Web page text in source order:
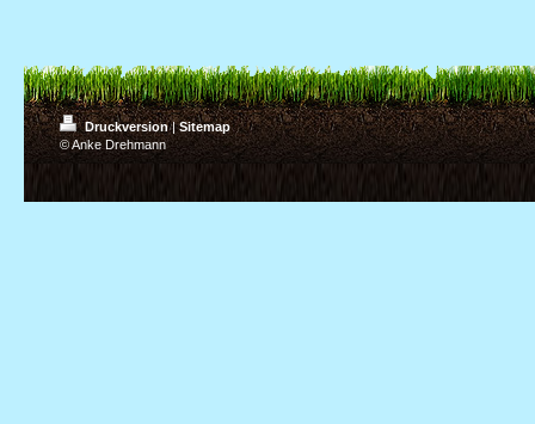
Druckversion| Sitemap
© Anke Drehmann